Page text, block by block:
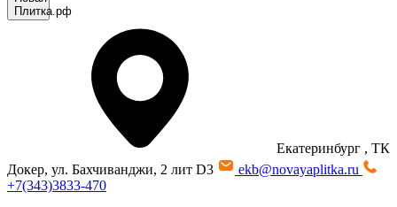
Екатеринбург , ТК
Докер, ул. Бахчиванджи, 2 лит D3
ekb@novayaplitka.ru
+7(343)3833-470